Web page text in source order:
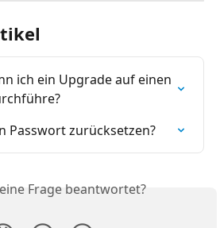
ich ein Upgrade auf einen
Passwort zurücksetzen?
Frage beantwortet?